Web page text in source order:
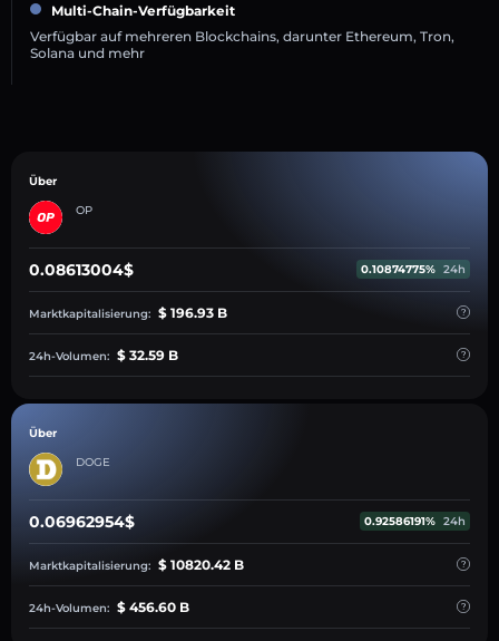
Multi-Chain-Verfügbarkeit
Verfügbar auf mehreren Blockchains, darunter Ethereum, Tron,
Solana und mehr
Über
OP
0.08613004$ 0.10874775% 24h
Marktkapitalisierung: $ 196.93 B
24h-Volumen: $ 32.59 B
Über
DOGE
0.06962954$ 0.92586191% 24h
Marktkapitalisierung: $ 10820.42 B
24h-Volumen: $ 456.60 B